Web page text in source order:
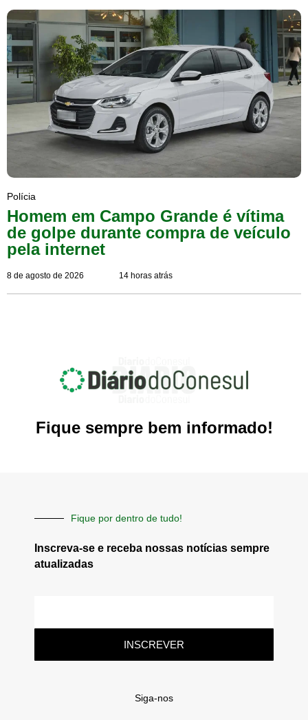
Polícia
Homem em Campo Grande é vítima
de golpe durante compra de veículo
pela internet
8 de agosto de 2026 14 horas atrás
Fique sempre bem informado!
Fique por dentro de tudo!
Inscreva-se e receba nossas notícias sempre
atualizadas
INSCREVER
Siga-nos